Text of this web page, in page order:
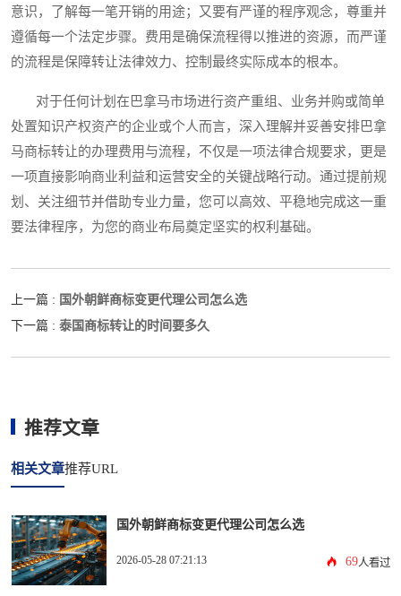
意识，了解每一笔开销的用途；又要有严谨的程序观念，尊重并
遵循每一个法定步骤。费用是确保流程得以推进的资源，而严谨
的流程是保障转让法律效力、控制最终实际成本的根本。
对于任何计划在巴拿马市场进行资产重组、业务并购或简单
处置知识产权资产的企业或个人而言，深入理解并妥善安排巴拿
马商标转让的办理费用与流程，不仅是一项法律合规要求，更是
一项直接影响商业利益和运营安全的关键战略行动。通过提前规
划、关注细节并借助专业力量，您可以高效、平稳地完成这一重
要法律程序，为您的商业布局奠定坚实的权利基础。
上一篇 : 国外朝鲜商标变更代理公司怎么选
下一篇 : 泰国商标转让的时间要多久
推荐文章
相关文章推荐URL
国外朝鲜商标变更代理公司怎么选
2026-05-28 07:21:13 69人看过